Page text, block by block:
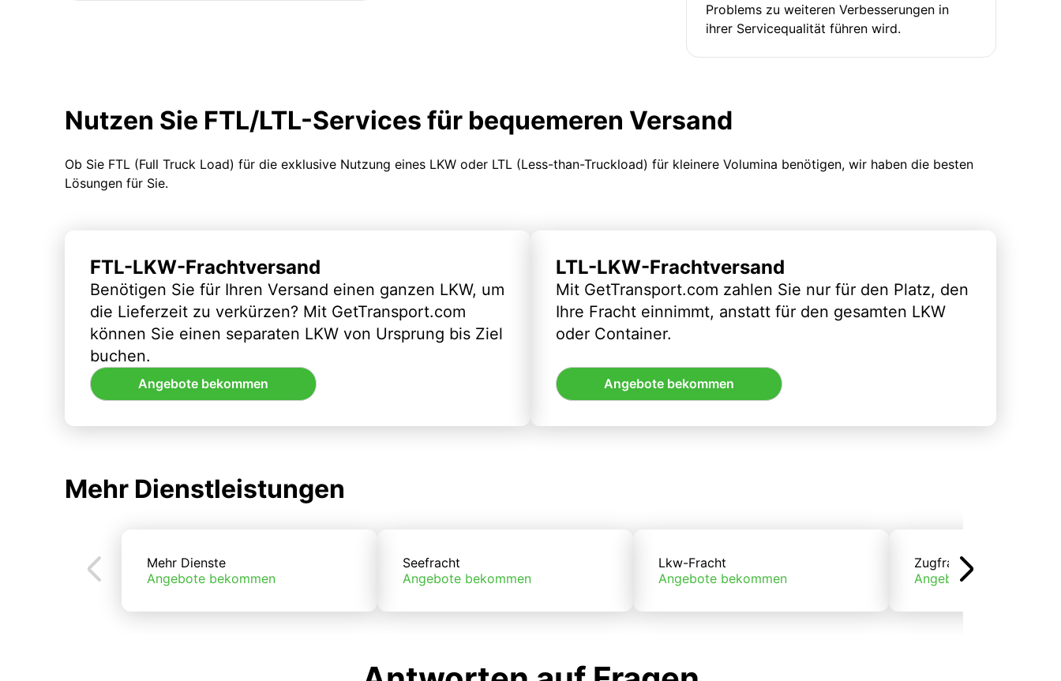
Problems zu weiteren Verbesserungen in
ihrer Servicequalität führen wird.
Nutzen Sie FTL/LTL-Services für bequemeren Versand
Ob Sie FTL (Full Truck Load) für die exklusive Nutzung eines LKW oder LTL (Less-than-Truckload) für kleinere Volumina benötigen, wir haben die besten
Lösungen für Sie.
FTL-LKW-Frachtversand
Benötigen Sie für Ihren Versand einen ganzen LKW, um
die Lieferzeit zu verkürzen? Mit GetTransport.com
können Sie einen separaten LKW von Ursprung bis Ziel
buchen.
Angebote bekommen
LTL-LKW-Frachtversand
Mit GetTransport.com zahlen Sie nur für den Platz, den
Ihre Fracht einnimmt, anstatt für den gesamten LKW
oder Container.
Angebote bekommen
Mehr Dienstleistungen
Mehr Dienste
Angebote bekommen
Seefracht
Angebote bekommen
Lkw-Fracht
Angebote bekommen
Zugfracht
Angebote bekommen